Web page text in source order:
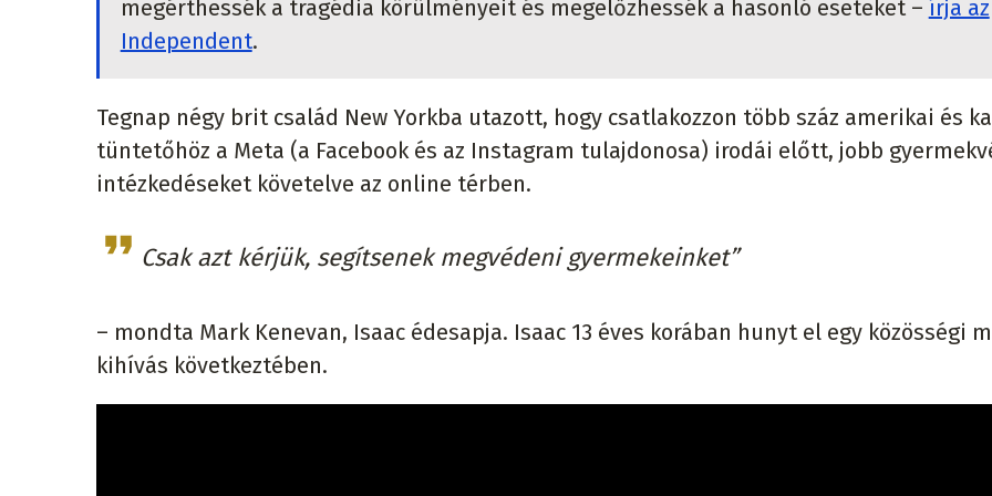
megérthessék a tragédia körülményeit és megelőzhessék a hasonló eseteket – írja az
Independent.
Tegnap négy brit család New Yorkba utazott, hogy csatlakozzon több száz amerikai és
tüntetőhöz a Meta (a Facebook és az Instagram tulajdonosa) irodái előtt, jobb
intézkedéseket követelve az online térben.
Csak azt kérjük, segítsenek megvédeni gyermekeinket”
– mondta Mark Kenevan, Isaac édesapja. Isaac 13 éves korában hunyt el egy közösségi
kihívás következtében.